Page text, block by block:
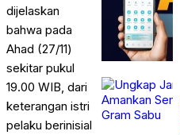
dijelaskan
bahwa pada
Ahad (27/11)
sekitar pukul
19.00 WIB, dari
keterangan istri
pelaku berinisial